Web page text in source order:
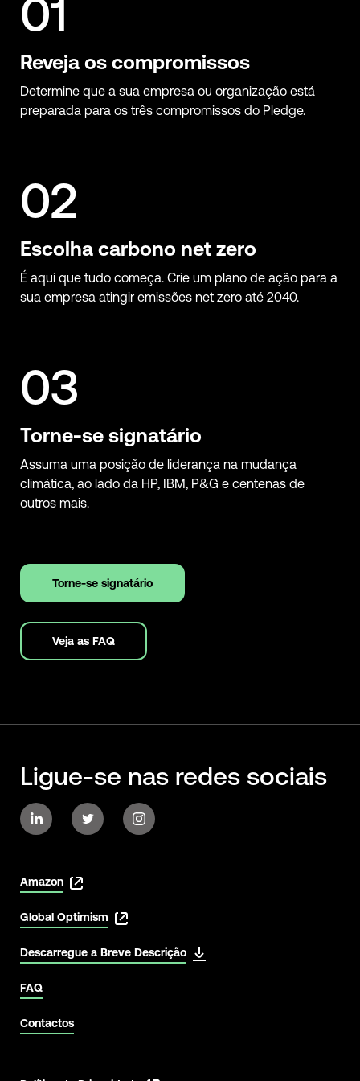
Reveja os compromissos
Determine que a sua empresa ou organização está
preparada para os três compromissos do Pledge.
Escolha carbono net zero
É aqui que tudo começa. Crie um plano de ação para a
sua empresa atingir emissões net zero até 2040.
Torne-se signatário
Assuma uma posição de liderança na mudança
climática, ao lado da HP, IBM, P&G e centenas de
outros mais.
Torne-se signatário
Veja as FAQ
Ligue-se nas redes sociais
Amazon
Global Optimism
Descarregue a Breve Descrição
FAQ
Contactos